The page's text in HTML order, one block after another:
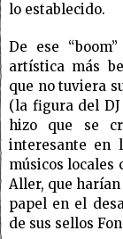
lo establecido.
De ese
artística más
que no tuviera
(la figura del
hizo que se
interesante en
músicos locales
Aller, que
papel en el
de sus sellos